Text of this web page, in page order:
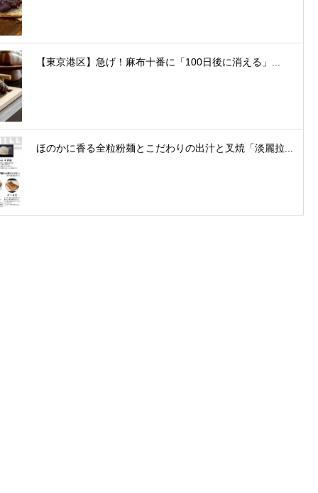
【東京港区】急げ！麻布十番に「100日後に消える」...
ほのかに香る全粒粉麺とこだわりの出汁と叉焼「淡麗拉...